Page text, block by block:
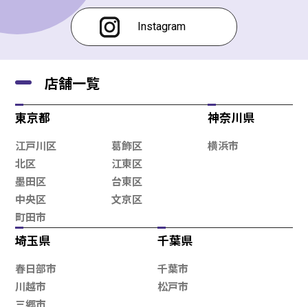
Instagram
店舗一覧
東京都
江戸川区
葛飾区
北区
江東区
墨田区
台東区
中央区
文京区
町田市
神奈川県
横浜市
埼玉県
春日部市
川越市
三郷市
千葉県
千葉市
松戸市